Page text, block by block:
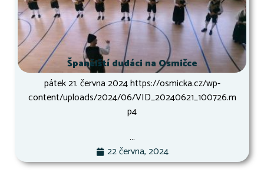
Španělští dudáci na Osmičce
pátek 21. června 2024 https://osmicka.cz/wp-
content/uploads/2024/06/VID_20240621_100726.m
p4
...
22 června, 2024